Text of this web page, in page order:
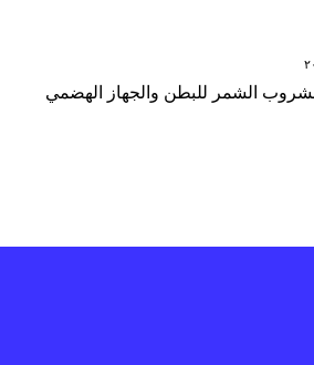
الشمر للبطن والجهاز الهضمي